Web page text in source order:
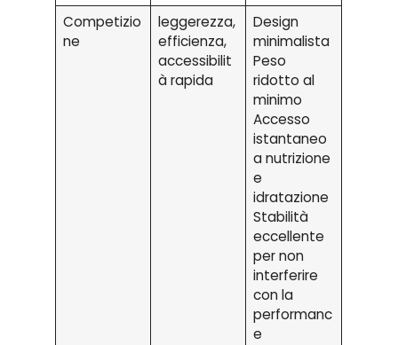
Competizio
ne
leggerezza,
efficienza,
accessibilit
à rapida
Design
minimalista
Peso
ridotto al
minimo
Accesso
istantaneo
a nutrizione
e
idratazione
Stabilità
eccellente
per non
interferire
con la
performanc
e